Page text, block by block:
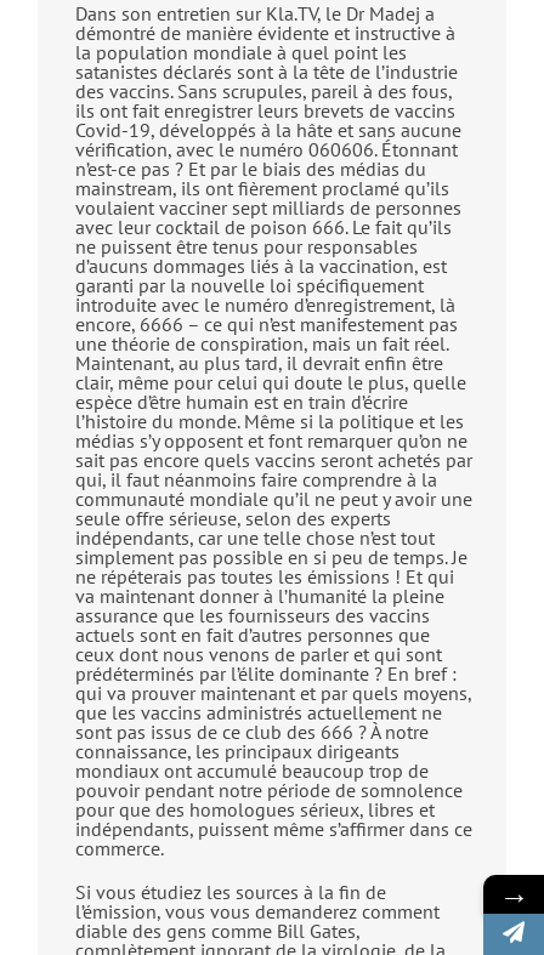
Dans son entretien sur Kla.TV, le Dr Madej a
démontré de manière évidente et instructive à
la population mondiale à quel point les
satanistes déclarés sont à la tête de l’industrie
des vaccins. Sans scrupules, pareil à des fous,
ils ont fait enregistrer leurs brevets de vaccins
Covid-19, développés à la hâte et sans aucune
vérification, avec le numéro 060606. Étonnant
n’est-ce pas ? Et par le biais des médias du
mainstream, ils ont fièrement proclamé qu’ils
voulaient vacciner sept milliards de personnes
avec leur cocktail de poison 666. Le fait qu’ils
ne puissent être tenus pour responsables
d’aucuns dommages liés à la vaccination, est
garanti par la nouvelle loi spécifiquement
introduite avec le numéro d’enregistrement, là
encore, 6666 – ce qui n’est manifestement pas
une théorie de conspiration, mais un fait réel.
Maintenant, au plus tard, il devrait enfin être
clair, même pour celui qui doute le plus, quelle
espèce d’être humain est en train d’écrire
l’histoire du monde. Même si la politique et les
médias s’y opposent et font remarquer qu’on ne
sait pas encore quels vaccins seront achetés par
qui, il faut néanmoins faire comprendre à la
communauté mondiale qu’il ne peut y avoir une
seule offre sérieuse, selon des experts
indépendants, car une telle chose n’est tout
simplement pas possible en si peu de temps. Je
ne répéterais pas toutes les émissions ! Et qui
va maintenant donner à l’humanité la pleine
assurance que les fournisseurs des vaccins
actuels sont en fait d’autres personnes que
ceux dont nous venons de parler et qui sont
prédéterminés par l’élite dominante ? En bref :
qui va prouver maintenant et par quels moyens,
que les vaccins administrés actuellement ne
sont pas issus de ce club des 666 ? À notre
connaissance, les principaux dirigeants
mondiaux ont accumulé beaucoup trop de
pouvoir pendant notre période de somnolence
pour que des homologues sérieux, libres et
indépendants, puissent même s’affirmer dans ce
commerce.
Si vous étudiez les sources à la fin de
l’émission, vous vous demanderez comment
diable des gens comme Bill Gates,
→